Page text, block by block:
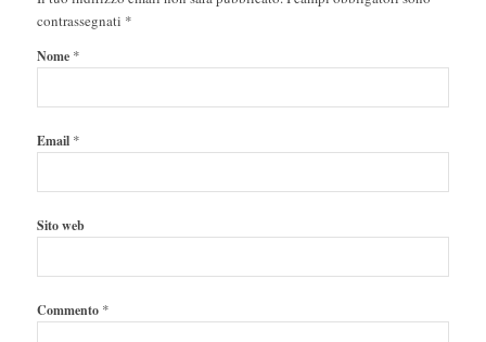
contrassegnati *
Nome *
Email *
Sito web
Commento *